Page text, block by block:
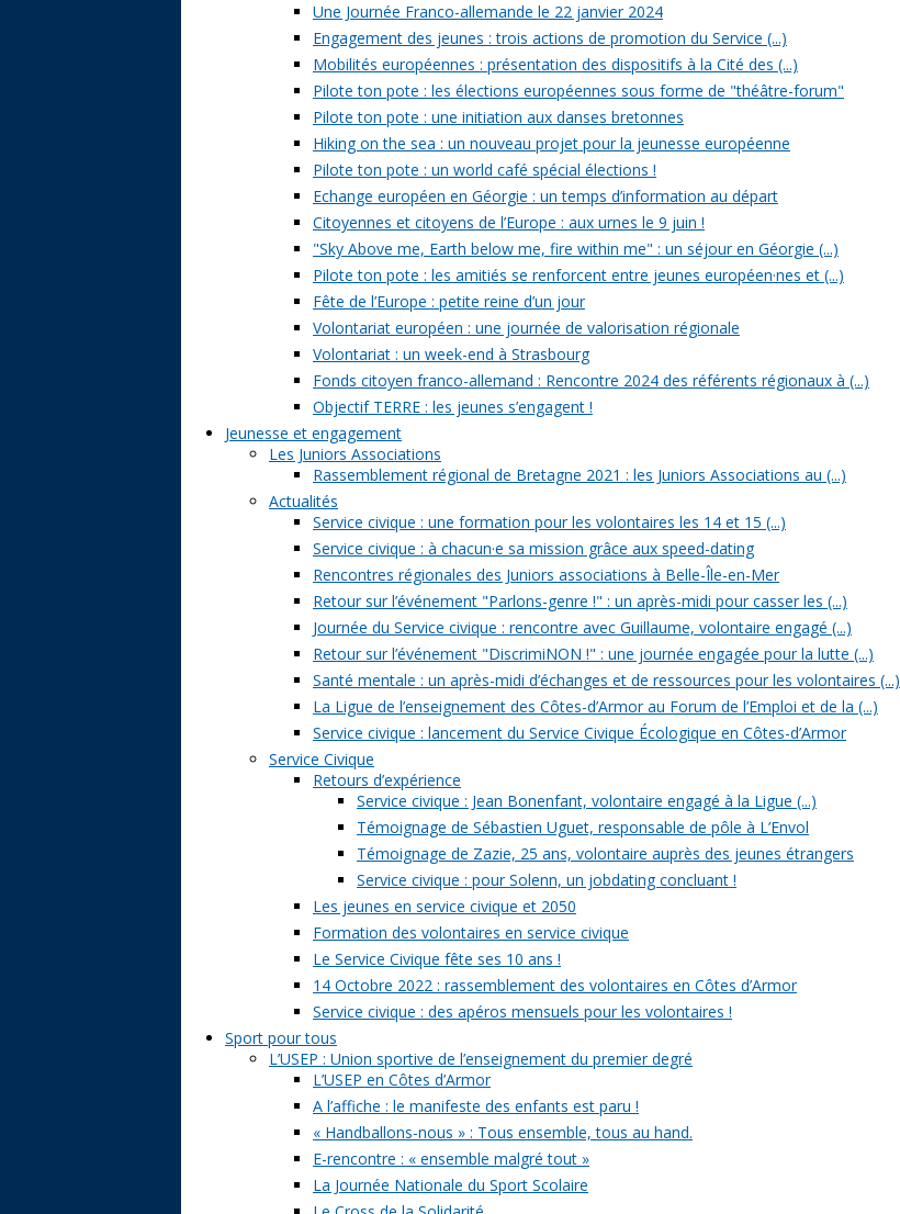
Une Journée Franco-allemande le 22 janvier 2024
Engagement des jeunes : trois actions de promotion du Service (...)
Mobilités européennes : présentation des dispositifs à la Cité des (...)
Pilote ton pote : les élections européennes sous forme de "théâtre-forum"
Pilote ton pote : une initiation aux danses bretonnes
Hiking on the sea : un nouveau projet pour la jeunesse européenne
Pilote ton pote : un world café spécial élections !
Echange européen en Géorgie : un temps d’information au départ
Citoyennes et citoyens de l’Europe : aux urnes le 9 juin !
"Sky Above me, Earth below me, fire within me" : un séjour en Géorgie (...)
Pilote ton pote : les amitiés se renforcent entre jeunes européen·nes et (...)
Fête de l’Europe : petite reine d’un jour
Volontariat européen : une journée de valorisation régionale
Volontariat : un week-end à Strasbourg
Fonds citoyen franco-allemand : Rencontre 2024 des référents régionaux à (...)
Objectif TERRE : les jeunes s’engagent !
Jeunesse et engagement
Les Juniors Associations
Rassemblement régional de Bretagne 2021 : les Juniors Associations au (...)
Actualités
Service civique : une formation pour les volontaires les 14 et 15 (...)
Service civique : à chacun·e sa mission grâce aux speed-dating
Rencontres régionales des Juniors associations à Belle-Île-en-Mer
Retour sur l’événement "Parlons-genre !" : un après-midi pour casser les (...)
Journée du Service civique : rencontre avec Guillaume, volontaire engagé (...)
Retour sur l’événement "DiscrimiNON !" : une journée engagée pour la lutte (...)
Santé mentale : un après-midi d’échanges et de ressources pour les volontaires (...)
La Ligue de l’enseignement des Côtes-d’Armor au Forum de l’Emploi et de la (...)
Service civique : lancement du Service Civique Écologique en Côtes-d’Armor
Service Civique
Retours d’expérience
Service civique : Jean Bonenfant, volontaire engagé à la Ligue (...)
Témoignage de Sébastien Uguet, responsable de pôle à L’Envol
Témoignage de Zazie, 25 ans, volontaire auprès des jeunes étrangers
Service civique : pour Solenn, un jobdating concluant !
Les jeunes en service civique et 2050
Formation des volontaires en service civique
Le Service Civique fête ses 10 ans !
14 Octobre 2022 : rassemblement des volontaires en Côtes d’Armor
Service civique : des apéros mensuels pour les volontaires !
Sport pour tous
L’USEP : Union sportive de l’enseignement du premier degré
L’USEP en Côtes d’Armor
A l’affiche : le manifeste des enfants est paru !
« Handballons-nous » : Tous ensemble, tous au hand.
E-rencontre : « ensemble malgré tout »
La Journée Nationale du Sport Scolaire